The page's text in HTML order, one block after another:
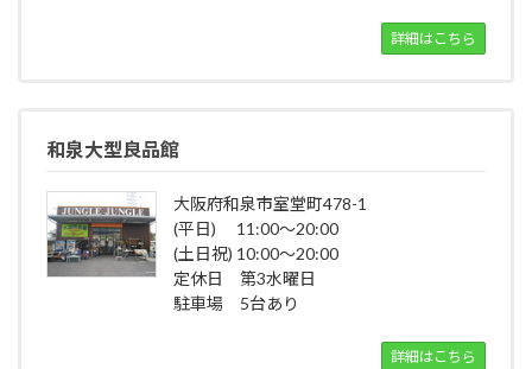
詳細はこちら
和泉大型良品館
大阪府和泉市室堂町478-1
(平日) 11:00～20:00
(土日祝) 10:00～20:00
定休日 第3水曜日
駐車場 5台あり
詳細はこちら